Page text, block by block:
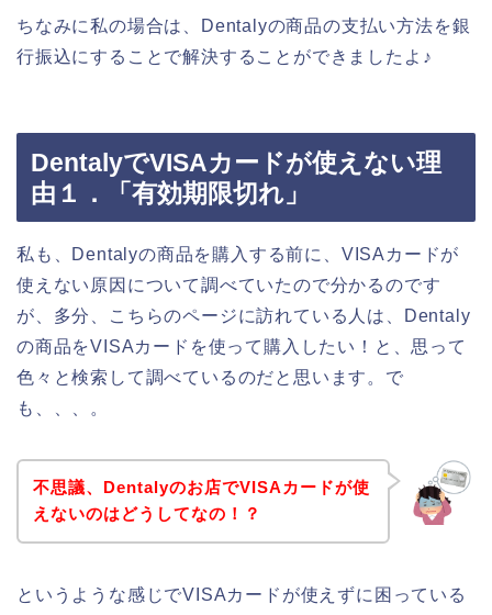
ちなみに私の場合は、Dentalyの商品の支払い方法を銀
行振込にすることで解決することができましたよ♪
DentalyでVISAカードが使えない理
由１．「有効期限切れ」
私も、Dentalyの商品を購入する前に、VISAカードが
使えない原因について調べていたので分かるのです
が、多分、こちらのページに訪れている人は、Dentaly
の商品をVISAカードを使って購入したい！と、思って
色々と検索して調べているのだと思います。で
も、、、。
不思議、Dentalyのお店でVISAカードが使
えないのはどうしてなの！？
というような感じでVISAカードが使えずに困っている